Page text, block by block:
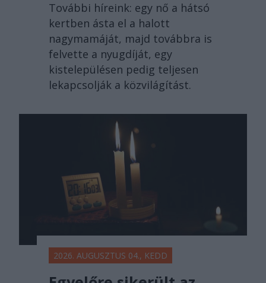
További híreink: egy nő a hátsó
kertben ásta el a halott
nagymamáját, majd továbbra is
felvette a nyugdíját, egy
kistelepülésen pedig teljesen
lekapcsolják a közvilágítást.
2026. AUGUSZTUS 04., KEDD